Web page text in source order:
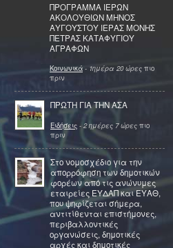
ΠΡΟΓΡΑΜΜΑ ΙΕΡΩΝ
ΑΚΟΛΟΥΘΙΩΝ ΜΗΝΟΣ
ΑΥΓΟΥΣΤΟΥ ΙΕΡΑΣ ΜΟΝΗΣ
ΠΕΤΡΑΣ ΚΑΤΑΦΥΓΙΟΥ
ΑΓΡΑΦΩΝ
Κοινωνικά - 1ημέρα 20 ώρες πιο
πριν
ΠΡΩΤΗ ΓΙΑ ΤΗΝ ΑΣΑ
Ειδήσεις - 2 ημέρες 7 ώρες πιο
πριν
Στο νομοσχέδιο για την
απορρόφηση των δημοτικών
φορέων από τις ανώνυμες
εταιρείες ΕΥΔΑΠ και ΕΥΑΘ,
που ψηφίζεται σήμερα,
αντιτίθενται επιστήμονες,
περιβαλλοντικές
οργανώσεις, δημοτικές
αρχές και δημοτικές